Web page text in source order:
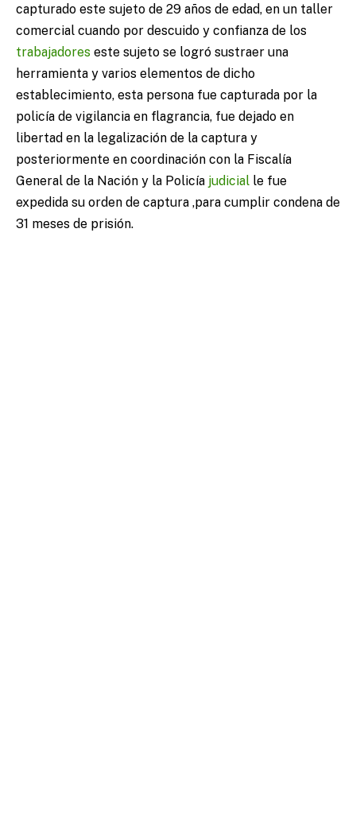
capturado este sujeto de 29 años de edad, en un taller
comercial cuando por descuido y confianza de los
trabajadores este sujeto se logró sustraer una
herramienta y varios elementos de dicho
establecimiento, esta persona fue capturada por la
policía de vigilancia en flagrancia, fue dejado en
libertad en la legalización de la captura y
posteriormente en coordinación con la Fiscalía
General de la Nación y la Policía judicial le fue
expedida su orden de captura ,para cumplir condena de
31 meses de prisión.